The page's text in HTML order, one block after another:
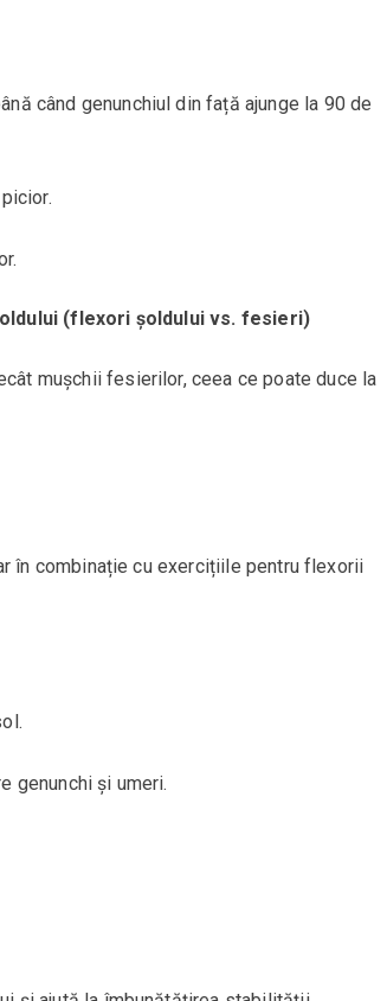
când genunchiul din față ajunge la 90 de
(flexori șoldului vs. fesieri)
mușchii fesierilor, ceea ce poate duce la
în combinație cu exercițiile pentru flexorii
genunchi și umeri.